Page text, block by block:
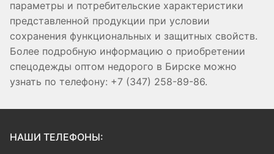
параметры и потребительские характеристики
представленной продукции при условии
сохранения функциональных и защитных свойств.
Более подробную информацию о приобретении
спецодежды оптом недорого в Бирске можно
узнать по телефону: +7 (347) 258-89-86.
НАШИ ТЕЛЕФОНЫ: